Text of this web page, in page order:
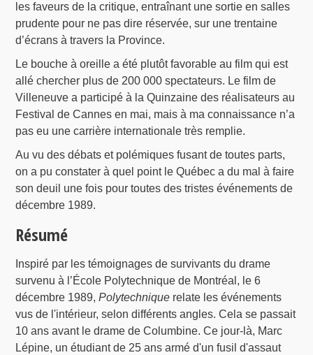
les faveurs de la critique, entraînant une sortie en salles
prudente pour ne pas dire réservée, sur une trentaine
d’écrans à travers la Province.
Le bouche à oreille a été plutôt favorable au film qui est
allé chercher plus de 200 000 spectateurs. Le film de
Villeneuve a participé à la Quinzaine des réalisateurs au
Festival de Cannes en mai, mais à ma connaissance n’a
pas eu une carrière internationale très remplie.
Au vu des débats et polémiques fusant de toutes parts,
on a pu constater à quel point le Québec a du mal à faire
son deuil une fois pour toutes des tristes événements de
décembre 1989.
Résumé
Inspiré par les témoignages de survivants du drame
survenu à l’École Polytechnique de Montréal, le 6
décembre 1989,Polytechnique relate les événements
vus de l'intérieur, selon différents angles. Cela se passait
10 ans avant le drame de Columbine. Ce jour-là, Marc
Lépine, un étudiant de 25 ans armé d'un fusil d'assaut